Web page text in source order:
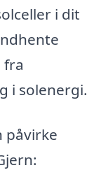
i dit
fra
i solenergi.
påvirke